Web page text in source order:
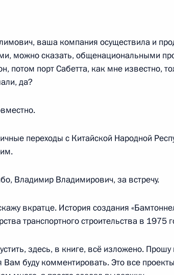
ваша компания осуществила и
можно сказать, общенациональными
потом порт Сабетта, как мне известно,
да?
переходы с Китайской Народной
Владимир Владимирович, за встречу.
вкратце. История создания
транспортного строительства в 1975
здесь, в книге, всё изложено. Прошу
Вам буду комментировать. Это все